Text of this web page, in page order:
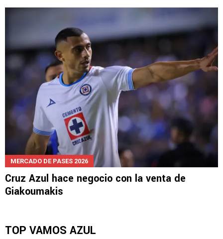
MERCADO DE PASES 2026
Cruz Azul hace negocio con la venta de
Giakoumakis
TOP VAMOS AZUL